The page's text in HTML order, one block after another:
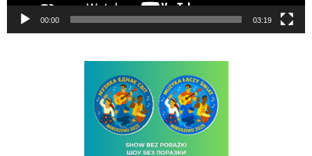
00:00 03:19